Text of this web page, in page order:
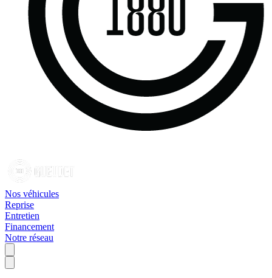
Nos véhicules
Reprise
Entretien
Financement
Notre réseau